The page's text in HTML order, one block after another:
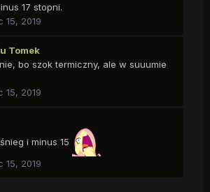
17 stopni.
15, 2019
Tomek
bo szok termiczny, ale w suuumie
15, 2019
i minus 15
15, 2019